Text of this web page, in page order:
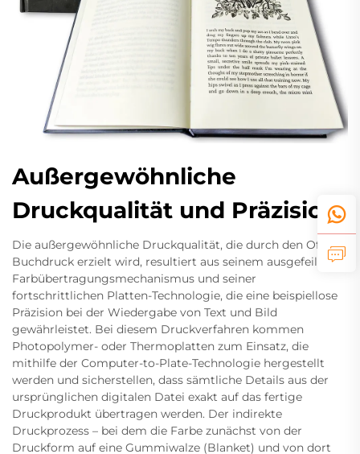
Außergewöhnliche
Druckqualität und Präzision
Die außergewöhnliche Druckqualität, die durch den Offset-
Buchdruck erzielt wird, resultiert aus seinem ausgefeilten
Farbübertragungsmechanismus und seiner
fortschrittlichen Platten-Technologie, die eine beispiellose
Präzision bei der Wiedergabe von Text und Bild
gewährleistet. Bei diesem Druckverfahren kommen
Photopolymer- oder Thermoplatten zum Einsatz, die
mithilfe der Computer-to-Plate-Technologie hergestellt
werden und sicherstellen, dass sämtliche Details aus der
ursprünglichen digitalen Datei exakt auf das fertige
Druckprodukt übertragen werden. Der indirekte
Druckprozess – bei dem die Farbe zunächst von der
Druckform auf eine Gummiwalze (Blanket) und von dort